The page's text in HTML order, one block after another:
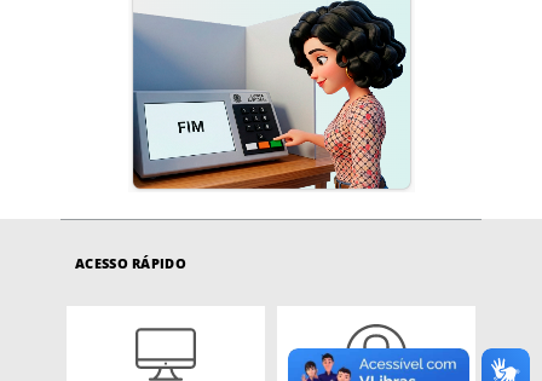
ACESSO RÁPIDO